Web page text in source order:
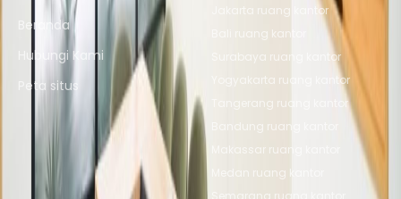
Beranda
Hubungi Kami
Peta situs
Jakarta ruang kantor
Bali ruang kantor
Surabaya ruang kantor
Yogyakarta ruang kantor
Tangerang ruang kantor
Bandung ruang kantor
Makassar ruang kantor
Medan ruang kantor